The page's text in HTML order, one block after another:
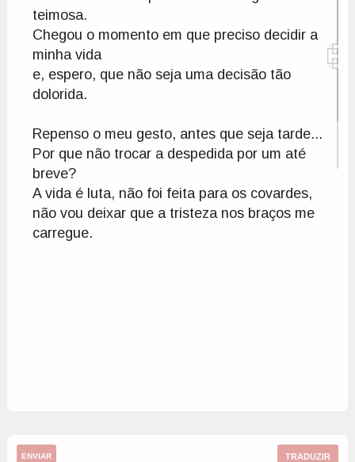
teimosa.
Chegou o momento em que preciso decidir a
minha vida
e, espero, que não seja uma decisão tão
dolorida.
Repenso o meu gesto, antes que seja tarde...
Por que não trocar a despedida por um até
breve?
A vida é luta, não foi feita para os covardes,
não vou deixar que a tristeza nos braços me
carregue.
ENVIAR TRADUZIR